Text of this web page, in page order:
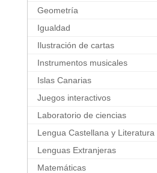
Geometría
Igualdad
Ilustración de cartas
Instrumentos musicales
Islas Canarias
Juegos interactivos
Laboratorio de ciencias
Lengua Castellana y Literatura
Lenguas Extranjeras
Matemáticas